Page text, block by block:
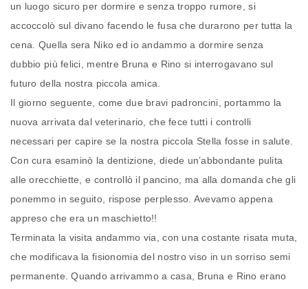
un luogo sicuro per dormire e senza troppo rumore, si
accoccolò sul divano facendo le fusa che durarono per tutta la
cena. Quella sera Niko ed io andammo a dormire senza
dubbio più felici, mentre Bruna e Rino si interrogavano sul
futuro della nostra piccola amica.
Il giorno seguente, come due bravi padroncini, portammo la
nuova arrivata dal veterinario, che fece tutti i controlli
necessari per capire se la nostra piccola Stella fosse in salute.
Con cura esaminò la dentizione, diede un’abbondante pulita
alle orecchiette, e controllò il pancino, ma alla domanda che gli
ponemmo in seguito, rispose perplesso. Avevamo appena
appreso che era un maschietto!!
Terminata la visita andammo via, con una costante risata muta,
che modificava la fisionomia del nostro viso in un sorriso semi
permanente. Quando arrivammo a casa, Bruna e Rino erano